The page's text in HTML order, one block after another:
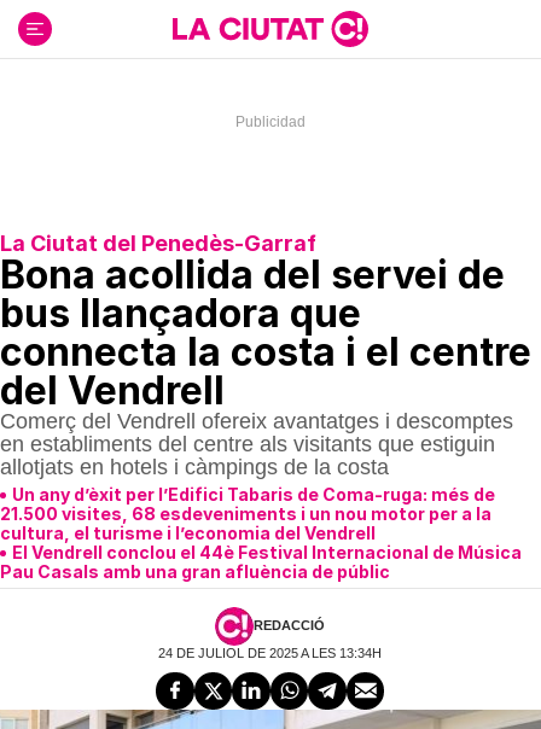
contenido
La Ciutat del Penedès-Garraf
Bona acollida del servei de
bus llançadora que
connecta la costa i el centre
del Vendrell
Comerç del Vendrell ofereix avantatges i descomptes
en establiments del centre als visitants que estiguin
allotjats en hotels i càmpings de la costa
Un any d’èxit per l’Edifici Tabaris de Coma-ruga: més de
21.500 visites, 68 esdeveniments i un nou motor per a la
cultura, el turisme i l’economia del Vendrell
El Vendrell conclou el 44è Festival Internacional de Música
Pau Casals amb una gran afluència de públic
REDACCIÓ
24 DE JULIOL DE 2025 A LES 13:34H